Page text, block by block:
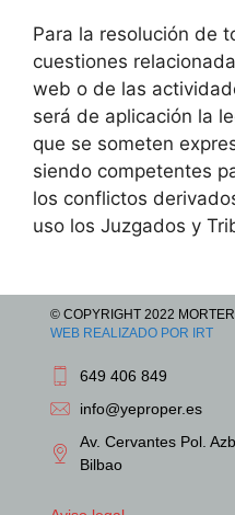
Para la resolución de
cuestiones
web o de las
será de aplicación la
que se someten
siendo competentes
los conflictos
uso los Juzgados y
© COPYRIGHT 2022
WEB REALIZADO POR IRT
649 406 849
31
info@yeproper.es
Av. Cervantes Pol.
Bilbao